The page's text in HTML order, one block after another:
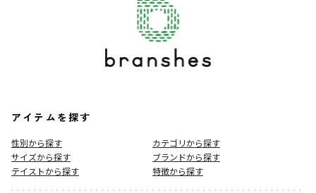
アイテムを探す
性別から探す
カテゴリから探す
サイズから探す
ブランドから探す
テイストから探す
特徴から探す